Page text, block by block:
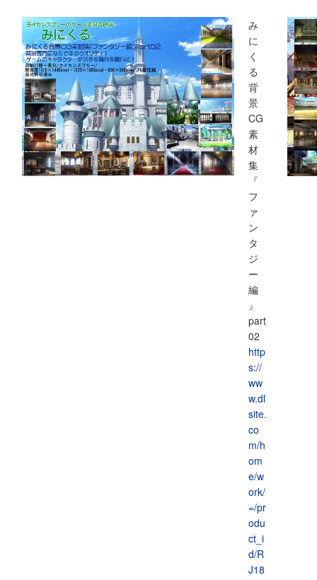
み
に
く
る
背
景
CG
素
材
集
『
フ
ァ
ン
タ
ジ
ー
編
』
part
02
http
s://
ww
w.dl
site.
co
m/h
om
e/w
ork/
=/pr
odu
ct_i
d/R
J18